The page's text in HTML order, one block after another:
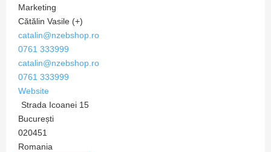
Marketing
Cătălin Vasile (+)
catalin@nzebshop.ro
0761 333999
catalin@nzebshop.ro
0761 333999
Website
Strada Icoanei 15
București
020451
Romania